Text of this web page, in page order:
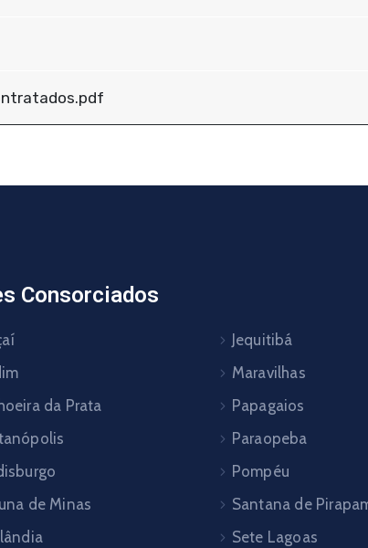
Consorciados
da Prata
de Minas
Jequitibá
Maravilhas
Papagaios
Paraopeba
Pompéu
Santana de
Sete Lagoas